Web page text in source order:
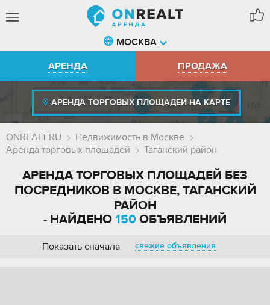
МОСКВА
АРЕНДА
ПРОДАЖА
АРЕНДА ТОРГОВЫХ ПЛОЩАДЕЙ НА КАРТЕ
ONREALT.RU
Недвижимость в Москве
Аренда торговых площадей
Таганский район
АРЕНДА ТОРГОВЫХ ПЛОЩАДЕЙ БЕЗ
ПОСРЕДНИКОВ В МОСКВЕ, ТАГАНСКИЙ
РАЙОН
- НАЙДЕНО 150 ОБЪЯВЛЕНИЙ
Показать сначала свежие объявления